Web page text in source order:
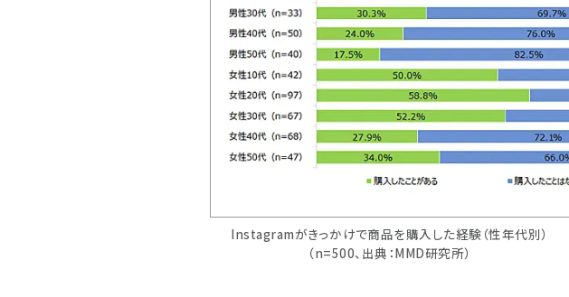
Instagramがきっかけで商品を購入した経験（性年代別）
（n=500、出典：MMD研究所）